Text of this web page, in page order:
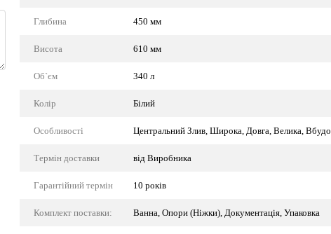
Глибина 450 мм
Висота 610 мм
Об`єм 340 л
Колір Білий
Особливості Центральний Злив, Широка, Довга, Велика,
Термін доставки від Виробника
Гарантійний термін 10 років
Комплект поставки: Ванна, Опори (Ніжки), Документація, Упаковка